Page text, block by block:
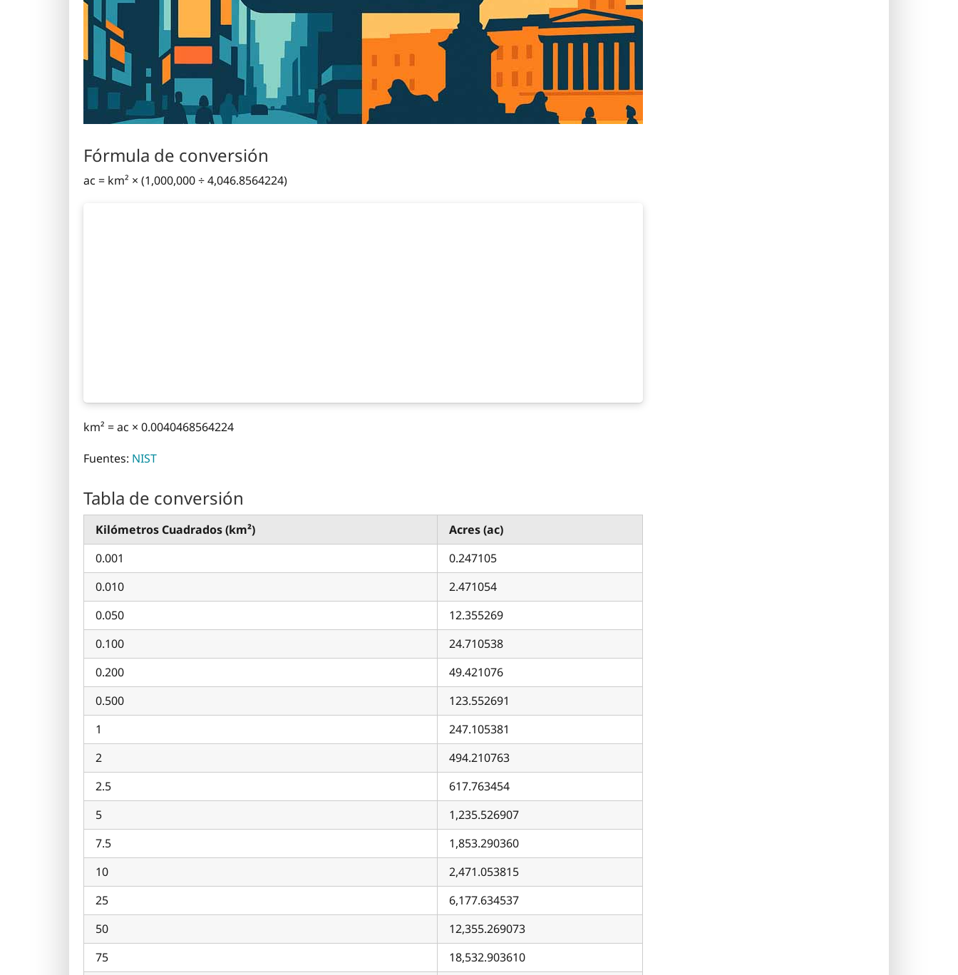
Fórmula de conversión
ac = km² × (1,000,000 ÷ 4,046.8564224)
km² = ac × 0.0040468564224
Fuentes: NIST
Tabla de conversión
Kilómetros Cuadrados (km²)
Acres (ac)
0.001
0.247105
0.010
2.471054
0.050
12.355269
0.100
24.710538
0.200
49.421076
0.500
123.552691
1
247.105381
2
494.210763
2.5
617.763454
5
1,235.526907
7.5
1,853.290360
10
2,471.053815
25
6,177.634537
50
12,355.269073
75
18,532.903610